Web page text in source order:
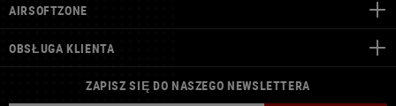
AIRSOFTZONE
OBSŁUGA KLIENTA
ZAPISZ SIĘ DO NASZEGO NEWSLETTERA